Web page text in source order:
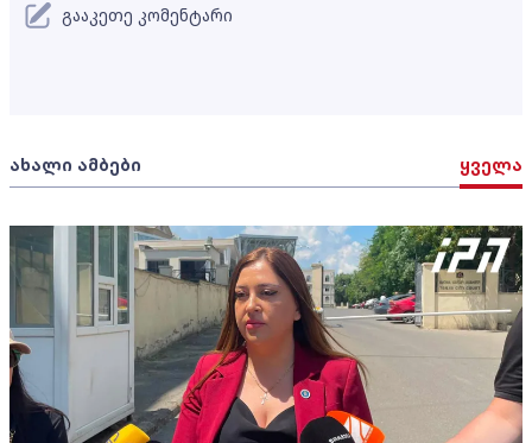
ახალი ამბები ყველა
გააკეთე კომენტარი